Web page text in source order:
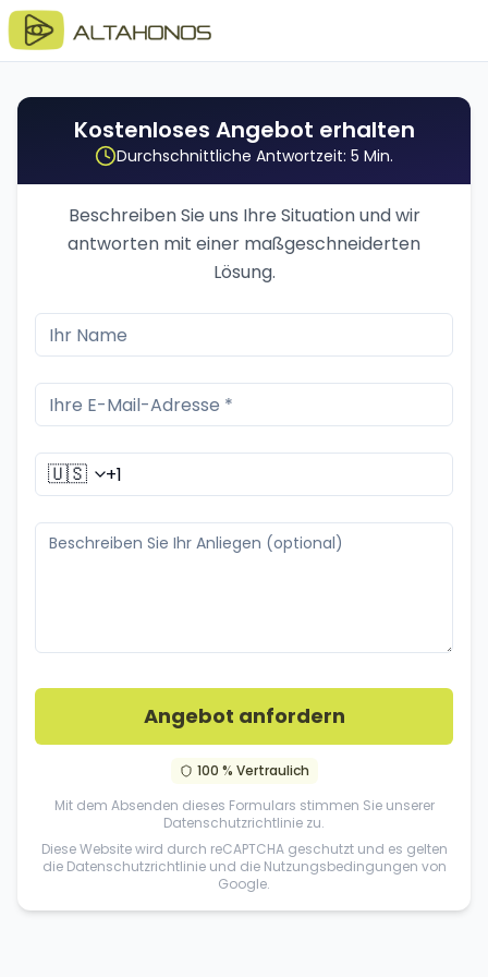
Kostenloses Angebot erhalten
Durchschnittliche Antwortzeit: 5 Min.
Beschreiben Sie uns Ihre Situation und wir
antworten mit einer maßgeschneiderten
Lösung.
🇺🇸
Angebot anfordern
100 % Vertraulich
Mit dem Absenden dieses Formulars stimmen Sie unserer
Datenschutzrichtlinie zu.
Diese Website wird durch reCAPTCHA geschutzt und es gelten
die Datenschutzrichtlinie und die Nutzungsbedingungen von
Google.